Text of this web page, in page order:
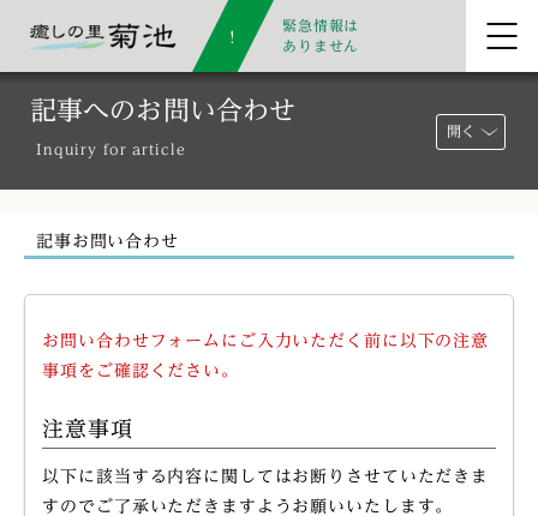
緊急情報は
ありません
記事へのお問い合わせ
Inquiry for article
開く
記事お問い合わせ
お問い合わせフォームにご入力いただく前に以下の注意
事項をご確認ください。
注意事項
以下に該当する内容に関してはお断りさせていただきま
すのでご了承いただきますようお願いいたします。